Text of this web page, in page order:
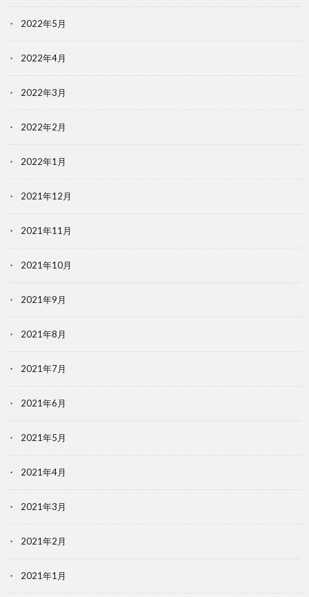
2022年5月
2022年4月
2022年3月
2022年2月
2022年1月
2021年12月
2021年11月
2021年10月
2021年9月
2021年8月
2021年7月
2021年6月
2021年5月
2021年4月
2021年3月
2021年2月
2021年1月